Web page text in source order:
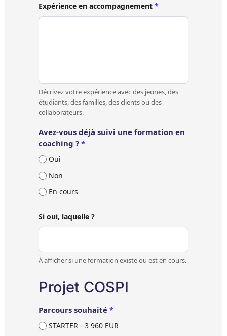
Expérience en accompagnement *
Décrivez votre expérience avec des jeunes, des
étudiants, des familles, des clients ou des
collaborateurs.
Avez-vous déjà suivi une formation en
coaching ? *
Oui
Non
En cours
Si oui, laquelle ?
À afficher si une formation existe ou est en cours.
Projet COSPI
Parcours souhaité *
STARTER - 3 960 EUR